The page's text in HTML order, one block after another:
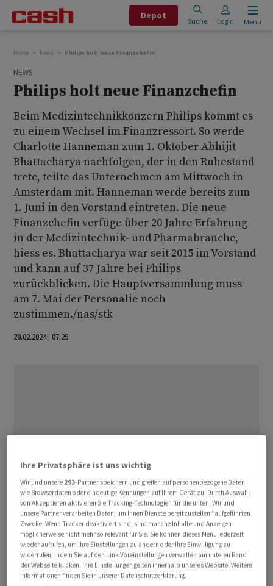
Depot
Suche Login Menu
Home News Philips holt neue Finanzchefin
NEWS
Philips holt neue Finanzchefin
Beim Medizintechnikkonzern Philips kommt es
zu einem Wechsel im Finanzressort. So werde
Charlotte Hanneman zum 1. Oktober Abhijit
Bhattacharya nachfolgen, der in den Ruhestand
trete, teilte das Unternehmen am Mittwoch in
Amsterdam mit. Hanneman werde bereits zum
1. Juni in den Vorstand eintreten. Die neue
Finanzchefin verfüge über 20 Jahre Erfahrung
in der Medizintechnik- und Pharmabranche,
hiess es. Bhattacharya war seit 2015 im Vorstand
und kann auf 37 Jahre bei Philips
zurückblicken. Die Hauptversammlung muss
am 7. Mai der Personalie noch
zustimmen./nas/stk
28.02.2024 07:29
(AWP)
Ihre Privatsphäre ist uns wichtig
Wir und unsere 293-Partner speichern und greifen auf personenbezogene Daten
wie Browserdaten oder eindeutige Kennungen auf Ihrem Gerät zu. Durch Auswahl
von Akzeptieren aktivieren Sie Tracking-Technologien für die unter „Wir und
unsere Partner verarbeiten Daten, um Ihnen Dienste bereitzustellen“ aufgeführten
Zwecke. Wenn Tracker deaktiviert sind, sind manche Inhalte und Anzeigen
möglicherweise nicht mehr so relevant für Sie. Sie können dieses Menü jederzeit
wieder aufrufen, um Ihre Einstellungen zu ändern oder Ihre Einwilligung zu
widerrufen, indem Sie auf den Link Voreinstellungen verwalten am unteren Rand
der Webseite klicken. Ihre Einstellungen gelten innerhalb unseres Website. Weitere
Informationen finden Sie in unserer Datenschutzerklärung.